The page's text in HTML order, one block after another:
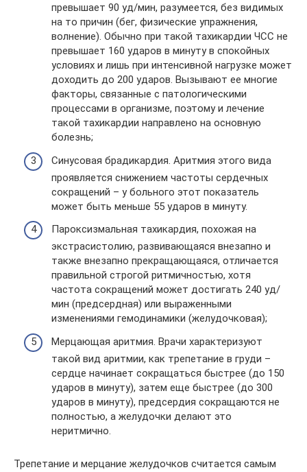
превышает 90 уд/мин, разумеется, без видимых
на то причин (бег, физические упражнения,
волнение). Обычно при такой тахикардии ЧСС не
превышает 160 ударов в минуту в спокойных
условиях и лишь при интенсивной нагрузке может
доходить до 200 ударов. Вызывают ее многие
факторы, связанные с патологическими
процессами в организме, поэтому и лечение
такой тахикардии направлено на основную
болезнь;
Синусовая брадикардия. Аритмия этого вида
проявляется снижением частоты сердечных
сокращений – у больного этот показатель
может быть меньше 55 ударов в минуту.
Пароксизмальная тахикардия, похожая на
экстрасистолию, развивающаяся внезапно и
также внезапно прекращающаяся, отличается
правильной строгой ритмичностью, хотя
частота сокращений может достигать 240 уд/
мин (предсердная) или выраженными
изменениями гемодинамики (желудочковая);
Мерцающая аритмия. Врачи характеризуют
такой вид аритмии, как трепетание в груди –
сердце начинает сокращаться быстрее (до 150
ударов в минуту), затем еще быстрее (до 300
ударов в минуту), предсердия сокращаются не
полностью, а желудочки делают это
неритмично.
Трепетание и мерцание желудочков считается самым